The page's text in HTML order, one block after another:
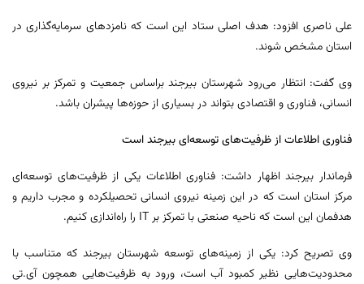
علی ناصری افزود: هدف اصلی ستاد این است که نامزدهای سرمایه‌گذاری در
استان مشخص شوند.
وی گفت: انتظار می‌رود شهرستان بیرجند براساس جمعیت و تمرکز بر نیروی
انسانی، فناوری و اقتصادی بتواند در بسیاری از حوزه‌ها پیشران باشد.
فناوری اطلاعات از ظرفیت‌های توسعه‌ای بیرجند است
فرماندار بیرجند اظهار داشت: فناوری اطلاعات یکی از ظرفیت‌های توسعه‌ای
مرکز استان است که در این زمینه نیروی انسانی تحصیلکرده و مجرب داریم و
هدفمان این است که ناحیه صنعتی با تمرکز بر IT را راه‌اندازی کنیم.
وی تصریح کرد: یکی از زمینه‌های توسعه شهرستان بیرجند که متناسب با
محدودیت‌هایی نظیر کمبود آب است، ورود به ظرفیت‌هایی همچون آی.تی